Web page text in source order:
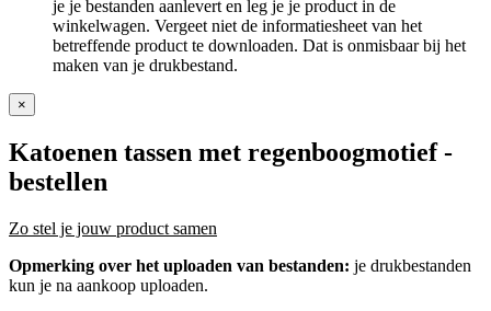
je je bestanden aanlevert en leg je je product in de
winkelwagen. Vergeet niet de informatiesheet van het
betreffende product te downloaden. Dat is onmisbaar bij het
maken van je drukbestand.
×
Katoenen tassen met regenboogmotief-
bestellen
Zo stel je jouw product samen
Opmerking over het uploaden van bestanden: je drukbestanden
kun je na aankoop uploaden.